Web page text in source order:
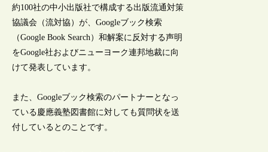
約100社の中小出版社で構成する出版流通対策
協議会（流対協）が、Googleブック検索
（Google Book Search）和解案に反対する声明
をGoogle社およびニューヨーク連邦地裁に向
けて発表しています。
また、Googleブック検索のパートナーとなっ
ている慶應義塾図書館に対しても質問状を送
付しているとのことです。